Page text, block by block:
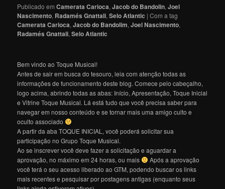
Publicado em Camerata Carioca,Jacob do Bandolin,Joel
Nascimento, Radamés Gnattali,Selo Atlantic |Com a tag
Camerata Carioca,Jacob do Bandolim,Joel Nascimento,
Radamés Gnattali,Selo Atlantic
Bem vindo ao Toque Musical!
Antes de sair em busca do tesouro, leia com atenção todas as
informações de funcionamento deste blog. Comece pelo cabeçalho,
logo acima, abrindo todas as abas: Início, Apresentação, Toque Inicial
e Vitrine Toque Musical. Lá está tudo que você precisa saber para
navegar em nosso conteúdo e se tornar mais uma amigo culto e
oculto associado
A partir da aba TOQUE INICIAL, você poderá solicitar sua
participação no Grupo Toque Musical.
Ao se inscrever você deve fazer a solicitação e aguardar a
aprovação, no máximo em 24 horas, ou mais
Após a aprovação
você terá o seu acesso liberado ao GTM, podendo buscar os links
mais recentes e pesquisar por postagens antigas (enquanto seus